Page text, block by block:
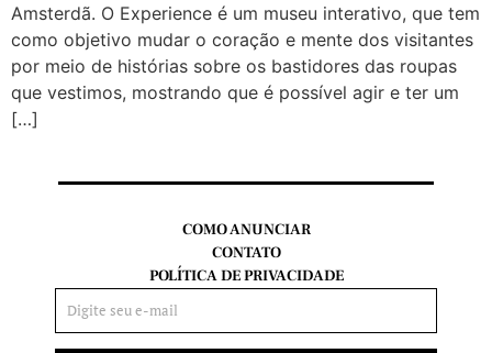
Amsterdã. O Experience é um museu interativo, que tem
como objetivo mudar o coração e mente dos visitantes
por meio de histórias sobre os bastidores das roupas
que vestimos, mostrando que é possível agir e ter um
[…]
COMO ANUNCIAR
CONTATO
POLÍTICA DE PRIVACIDADE